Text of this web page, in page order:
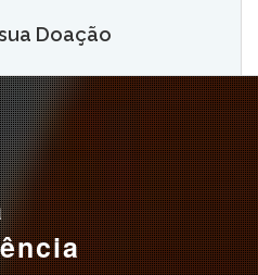
Doação
ESTÁ TEMPORARIAMENTE
SUA DOAÇÃO LIGUE PARA:
(WHATSAPP)